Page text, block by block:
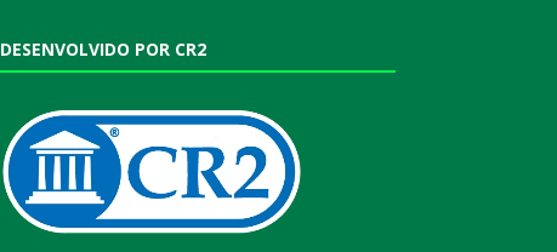
DESENVOLVIDO POR CR2